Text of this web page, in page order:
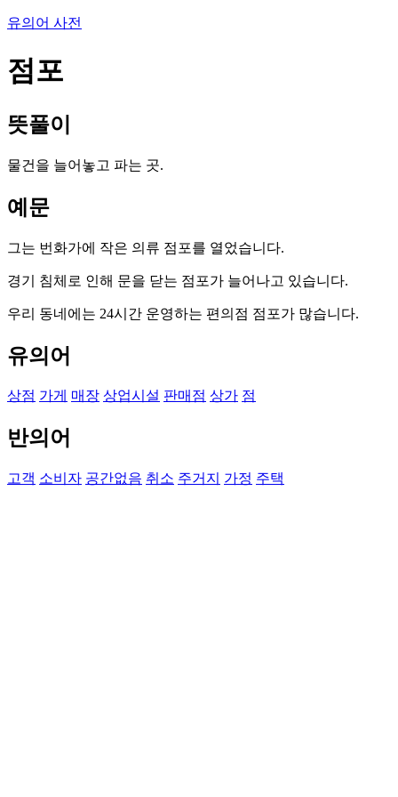
유의어 사전
점포
뜻풀이
물건을 늘어놓고 파는 곳.
예문
그는 번화가에 작은 의류 점포를 열었습니다.
경기 침체로 인해 문을 닫는 점포가 늘어나고 있습니다.
우리 동네에는 24시간 운영하는 편의점 점포가 많습니다.
유의어
상점 가게 매장 상업시설 판매점 상가 점
반의어
고객 소비자 공간없음 취소 주거지 가정 주택